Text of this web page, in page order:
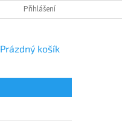
Přihlášení
NÁKUPNÍ
Prázdný košík